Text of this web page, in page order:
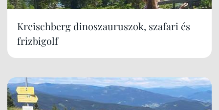
Kreischberg dinoszauruszok, szafari és
frizbigolf